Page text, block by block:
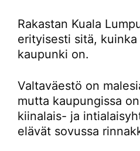
Rakastan Kuala
erityisesti sitä,
kaupunki on.
Valtaväestö on
mutta kaupungissa
kiinalais- ja
elävät sovussa